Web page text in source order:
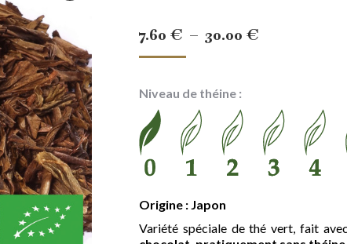
7.60 € – 30.00 €
7.60 €
à
30.00 €
Niveau de théine :
Origine : Japon
Variété spéciale de thé vert, fait